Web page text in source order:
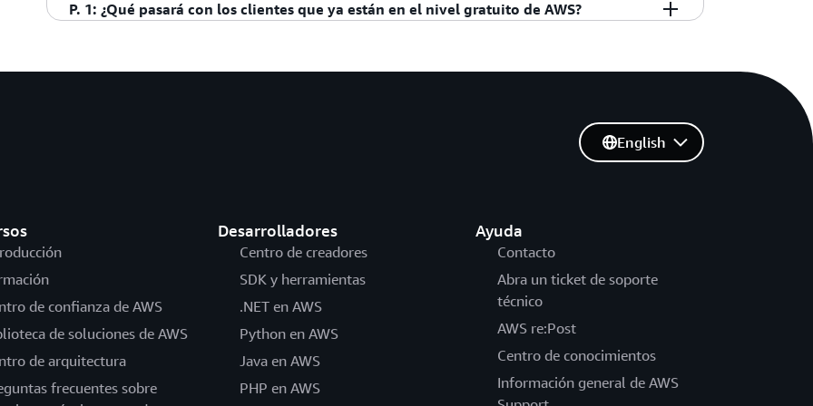
disponibles en las regiones de China (ZHY) y China (BJS). Consulte la página delnivel gratuito
disponible en las regiones deAWS GovCloud (EE. UU.), a excepción de determinados servicios
automáticamente a un plan de pago.
P. 1: ¿Qué pasará con los clientes que ya están en el nivel gratuito de AWS?
permanecerán sin cambios. Los clientes existentes no califican para obtener créditos del nivel
de confianza de AWS
de soluciones de AWS
de arquitectura
frecuentes sobre
Desarrolladores
Centro de creadores
SDK y herramientas
.NET en AWS
Python en AWS
Java en AWS
PHP en AWS
Ayuda
Contacto
Abra un ticket de soporte
técnico
AWS re:Post
Centro de conocimientos
Información general de AWS
English